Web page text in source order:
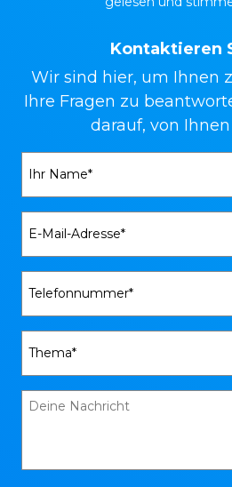
Kontaktieren
Wir sind hier, um Ihnen
Ihre Fragen zu
darauf, von